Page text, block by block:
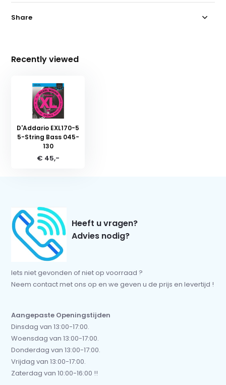
Share
Recently viewed
D'Addario EXL170-5
5-String Bass 045-
130
€ 45,-
Heeft u vragen?
Advies nodig?
Iets niet gevonden of niet op voorraad ?
Neem contact met ons op en we geven u de prijs en levertijd !
Aangepaste Openingstijden
Dinsdag van 13:00-17:00.
Woensdag van 13:00-17:00.
Donderdag van 13:00-17:00.
Vrijdag van 13:00-17:00.
Zaterdag van 10:00-16:00 !!